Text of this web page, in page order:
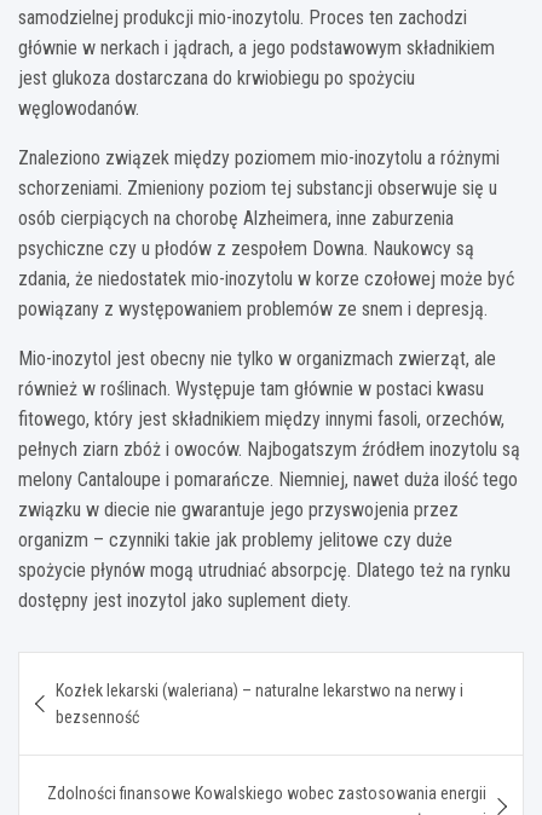
samodzielnej produkcji mio-inozytolu. Proces ten zachodzi
głównie w nerkach i jądrach, a jego podstawowym składnikiem
jest glukoza dostarczana do krwiobiegu po spożyciu
węglowodanów.
Znaleziono związek między poziomem mio-inozytolu a różnymi
schorzeniami. Zmieniony poziom tej substancji obserwuje się u
osób cierpiących na chorobę Alzheimera, inne zaburzenia
psychiczne czy u płodów z zespołem Downa. Naukowcy są
zdania, że niedostatek mio-inozytolu w korze czołowej może być
powiązany z występowaniem problemów ze snem i depresją.
Mio-inozytol jest obecny nie tylko w organizmach zwierząt, ale
również w roślinach. Występuje tam głównie w postaci kwasu
fitowego, który jest składnikiem między innymi fasoli, orzechów,
pełnych ziarn zbóż i owoców. Najbogatszym źródłem inozytolu są
melony Cantaloupe i pomarańcze. Niemniej, nawet duża ilość tego
związku w diecie nie gwarantuje jego przyswojenia przez
organizm – czynniki takie jak problemy jelitowe czy duże
spożycie płynów mogą utrudniać absorpcję. Dlatego też na rynku
dostępny jest inozytol jako suplement diety.
wpisu
Kozłek lekarski (waleriana) – naturalne lekarstwo na nerwy i
bezsenność
Zdolności finansowe Kowalskiego wobec zastosowania energii